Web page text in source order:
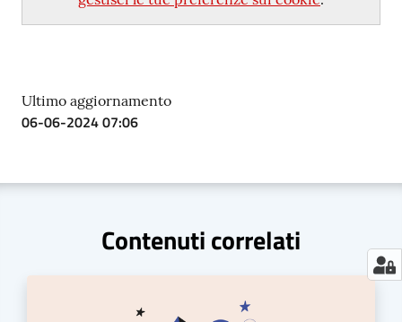
Ultimo aggiornamento
06-06-2024 07:06
Contenuti correlati